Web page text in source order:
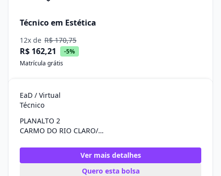
Técnico em Estética
12x de R$ 170,75
R$ 162,21
-5%
Matrícula grátis
EaD / Virtual
Técnico
PLANALTO 2
CARMO DO RIO CLARO/MG
Ver mais detalhes
Quero esta bolsa